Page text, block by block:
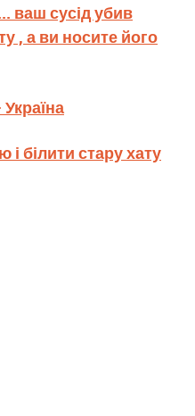
ваш сусід убив
, а ви носите його
білити стару хату